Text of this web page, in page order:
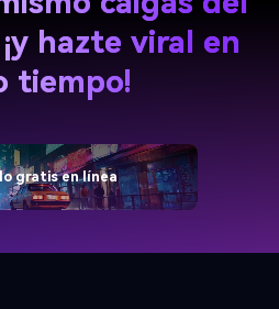
¡y hazte viral en
tiempo!
gratis en línea